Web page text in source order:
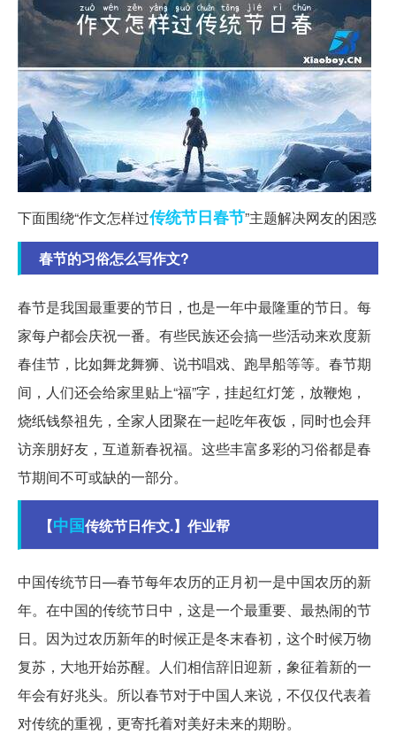
下面围绕“作文怎样过传统节日春节”主题解决网友的困惑
春节的习俗怎么写作文?
春节是我国最重要的节日，也是一年中最隆重的节日。每
家每户都会庆祝一番。有些民族还会搞一些活动来欢度新
春佳节，比如舞龙舞狮、说书唱戏、跑旱船等等。春节期
间，人们还会给家里贴上“福”字，挂起红灯笼，放鞭炮，
烧纸钱祭祖先，全家人团聚在一起吃年夜饭，同时也会拜
访亲朋好友，互道新春祝福。这些丰富多彩的习俗都是春
节期间不可或缺的一部分。
【中国传统节日作文.】作业帮
中国传统节日—春节每年农历的正月初一是中国农历的新
年。在中国的传统节日中，这是一个最重要、最热闹的节
日。因为过农历新年的时候正是冬末春初，这个时候万物
复苏，大地开始苏醒。人们相信辞旧迎新，象征着新的一
年会有好兆头。所以春节对于中国人来说，不仅仅代表着
对传统的重视，更寄托着对美好未来的期盼。